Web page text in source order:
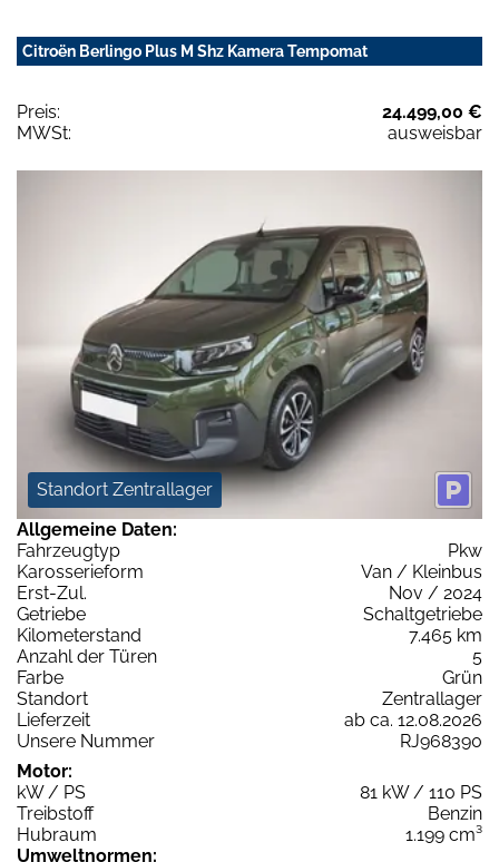
Citroën Berlingo Plus M Shz Kamera Tempomat
Preis:
24.499,00 €
MWSt:
ausweisbar
Standort Zentrallager
Allgemeine Daten:
Fahrzeugtyp
Pkw
Karosserieform
Van / Kleinbus
Erst-Zul.
Nov / 2024
Getriebe
Schaltgetriebe
Kilometerstand
7.465 km
Anzahl der Türen
5
Farbe
Grün
Standort
Zentrallager
Lieferzeit
ab ca. 12.08.2026
Unsere Nummer
RJ968390
Motor:
kW / PS
81 kW / 110 PS
Treibstoff
Benzin
Hubraum
1.199 cm³
Umweltnormen: